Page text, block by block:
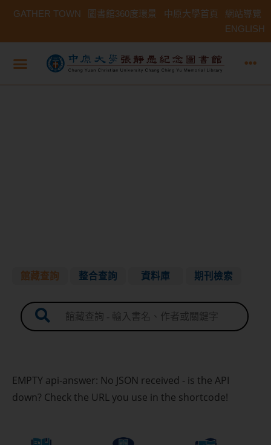
GATHER TOWN 圖書館360度環景 中原大學首頁
網站導覽
ENGLISH
館藏查詢 整合查詢 資料庫 期刊檢索
EMPTY api-answer: No JSON received - is the API
down? Check the URL you use in the shortcode!